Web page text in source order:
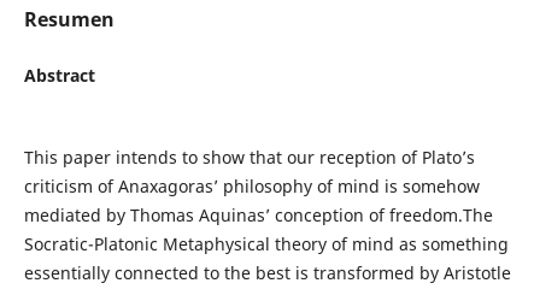
Resumen
Abstract
This paper intends to show that our reception of Plato’s
criticism of Anaxagoras’ philosophy of mind is somehow
mediated by Thomas Aquinas’ conception of freedom.The
Socratic-Platonic Metaphysical theory of mind as something
essentially connected to the best is transformed by Aristotle